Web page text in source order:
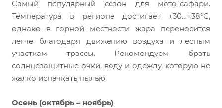
Самый популярный сезон для мото-сафари.
Температура в регионе достигает +30…+38°C,
однако в горной местности жара переносится
легче благодаря движению воздуха и лесным
участкам трассы. Рекомендуем брать
солнцезащитные очки, воду и одежду, которую не
жалко испачкать пылью.
Осень (октябрь – ноябрь)